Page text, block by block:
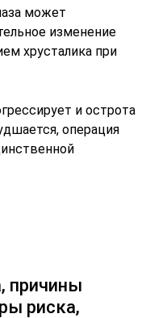
может
изменение
хрусталика при
и острота
операция
причины
риска,